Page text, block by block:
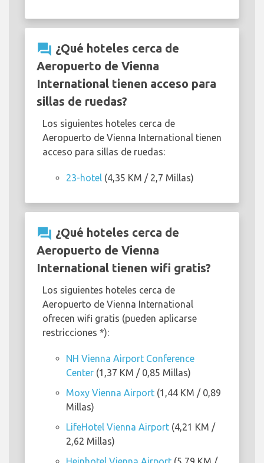
question_answer ¿Qué hoteles cerca de
Aeropuerto de Vienna
International tienen acceso para
sillas de ruedas?
Los siguientes hoteles cerca de
Aeropuerto de Vienna International tienen
acceso para sillas de ruedas:
23-hotel (4,35 KM / 2,7 Millas)
question_answer ¿Qué hoteles cerca de
Aeropuerto de Vienna
International tienen wifi gratis?
Los siguientes hoteles cerca de
Aeropuerto de Vienna International
ofrecen wifi gratis (pueden aplicarse
restricciones *):
NH Vienna Airport Conference
Center (1,37 KM / 0,85 Millas)
Moxy Vienna Airport (1,44 KM / 0,89
Millas)
LifeHotel Vienna Airport (4,21 KM /
2,62 Millas)